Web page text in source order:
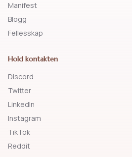
Manifest
Blogg
Fellesskap
Hold kontakten
Discord
Twitter
LinkedIn
Instagram
TikTok
Reddit